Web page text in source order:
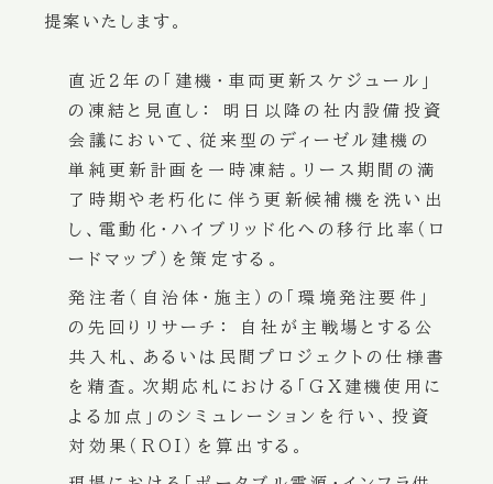
提案いたします。
直近2年の「建機・車両更新スケジュール」
の凍結と見直し：
明日以降の社内設備投資
会議において、従来型のディーゼル建機の
単純更新計画を一時凍結。リース期間の満
了時期や老朽化に伴う更新候補機を洗い出
し、電動化・ハイブリッド化への移行比率（ロ
ードマップ）を策定する。
発注者（自治体・施主）の「環境発注要件」
の先回りリサーチ：
自社が主戦場とする公
共入札、あるいは民間プロジェクトの仕様書
を精査。次期応札における「GX建機使用に
よる加点」のシミュレーションを行い、投資
対効果（ROI）を算出する。